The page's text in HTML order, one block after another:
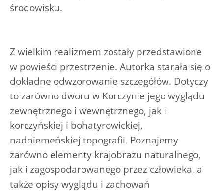
środowisku.
Z wielkim realizmem zostały przedstawione
w powieści przestrzenie. Autorka starała się o
dokładne odwzorowanie szczegółów. Dotyczy
to zarówno dworu w Korczynie jego wyglądu
zewnętrznego i wewnętrznego, jak i
korczyńskiej i bohatyrowickiej,
nadniemeńskiej topografii. Poznajemy
zarówno elementy krajobrazu naturalnego,
jak i zagospodarowanego przez człowieka, a
także opisy wyglądu i zachowań